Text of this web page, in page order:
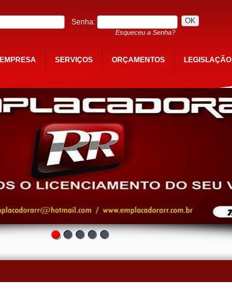
Senha:
Esqueceu a Senha?
EMPRESA SERVIÇOS ORÇAMENTOS LEGISLAÇÃO